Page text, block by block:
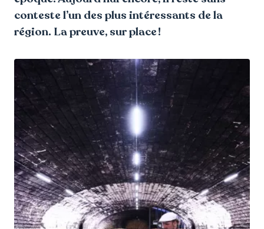
conteste l’un des plus intéressants de la
région. La preuve, sur place !